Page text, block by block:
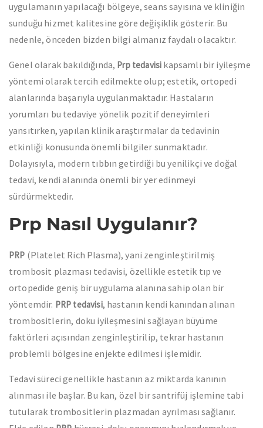
uygulamanın yapılacağı bölgeye, seans sayısına ve kliniğin
sunduğu hizmet kalitesine göre değişiklik gösterir. Bu
nedenle, önceden bizden bilgi almanız faydalı olacaktır.
Genel olarak bakıldığında, Prp tedavisi kapsamlı bir iyileşme
yöntemi olarak tercih edilmekte olup; estetik, ortopedi
alanlarında başarıyla uygulanmaktadır. Hastaların
yorumları bu tedaviye yönelik pozitif deneyimleri
yansıtırken, yapılan klinik araştırmalar da tedavinin
etkinliği konusunda önemli bilgiler sunmaktadır.
Dolayısıyla, modern tıbbın getirdiği bu yenilikçi ve doğal
tedavi, kendi alanında önemli bir yer edinmeyi
sürdürmektedir.
Prp Nasıl Uygulanır?
PRP (Platelet Rich Plasma), yani zenginleştirilmiş
trombosit plazması tedavisi, özellikle estetik tıp ve
ortopedide geniş bir uygulama alanına sahip olan bir
yöntemdir. PRP tedavisi, hastanın kendi kanından alınan
trombositlerin, doku iyileşmesini sağlayan büyüme
faktörleri açısından zenginleştirilip, tekrar hastanın
problemli bölgesine enjekte edilmesi işlemidir.
Tedavi süreci genellikle hastanın az miktarda kanının
alınması ile başlar. Bu kan, özel bir santrifüj işlemine tabi
tutularak trombositlerin plazmadan ayrılması sağlanır.